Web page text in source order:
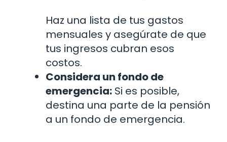
Haz una lista de tus gastos
mensuales y asegúrate de que
tus ingresos cubran esos
costos.
Considera un fondo de
emergencia: Si es posible,
destina una parte de la pensión
a un fondo de emergencia.